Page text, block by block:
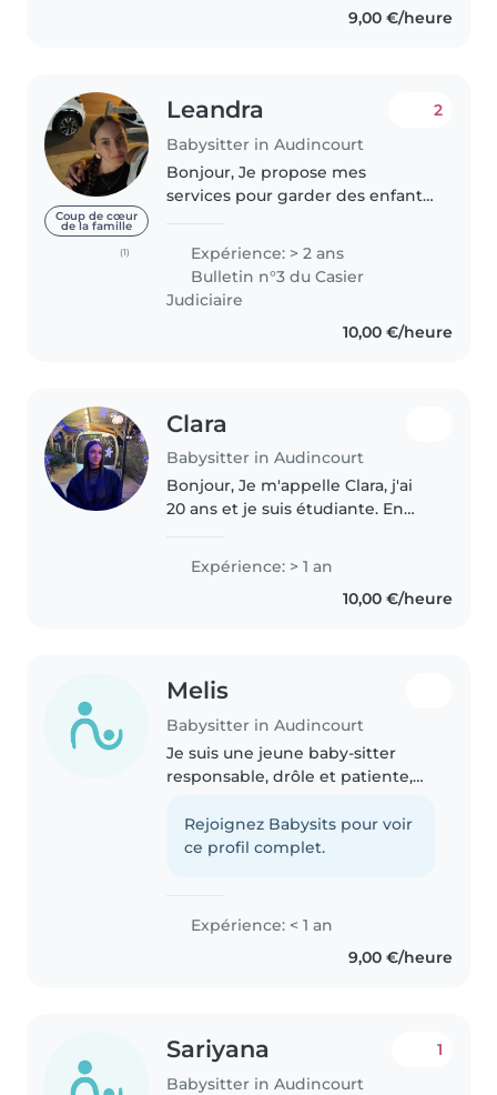
et un en maternelle qui..9,00 €/heure
Coup de cœur
de la famille
(1)
Leandra
Babysitter in Audincourt
2
Bonjour, Je propose mes
services pour garder des enfants
permis d’apprendre à bien
m’occuper d’eux. Sérieuse et
attentionné..
Expérience: > 2 ans
Bulletin n°3 du Casier
Judiciaire
10,00 €/heure
Clara
Babysitter in Audincourt
Bonjour, Je m'appelle Clara, j'ai
20 ans et je suis étudiante. En
travaille en tant qu'aide à
domicile, ce qui m'a permis de
développer des qualités
Expérience: > 1 an
10,00 €/heure
Melis
Babysitter in Audincourt
Je suis une jeune baby-sitter
responsable, drôle et patiente,
enfants en âge préscolaire et
scolaire. Actuellement en
Rejoignez Babysits pour voir
ce profil complet.
Expérience: < 1 an
9,00 €/heure
Sariyana
Babysitter in Audincourt
1